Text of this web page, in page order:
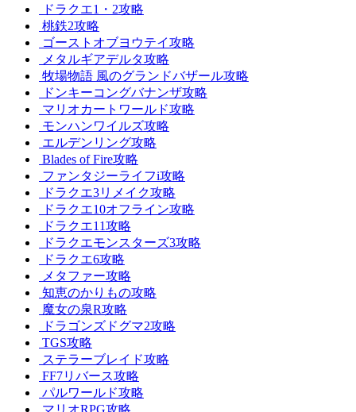
ドラクエ1・2攻略
桃鉄2攻略
ゴーストオブヨウテイ攻略
メタルギアデルタ攻略
牧場物語 風のグランドバザール攻略
ドンキーコングバナンザ攻略
マリオカートワールド攻略
モンハンワイルズ攻略
エルデンリング攻略
Blades of Fire攻略
ファンタジーライフi攻略
ドラクエ3リメイク攻略
ドラクエ10オフライン攻略
ドラクエ11攻略
ドラクエモンスターズ3攻略
ドラクエ6攻略
メタファー攻略
知恵のかりもの攻略
魔女の泉R攻略
ドラゴンズドグマ2攻略
TGS攻略
ステラーブレイド攻略
FF7リバース攻略
パルワールド攻略
マリオRPG攻略